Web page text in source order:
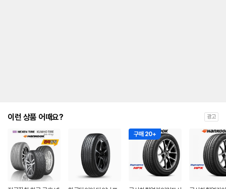
이런 상품 어때요? 광고
구매 20+